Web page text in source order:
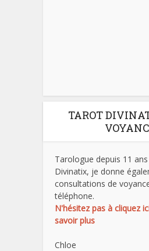
TAROT
Tarologue depuis 11
Divinatix, je donne
consultations de
téléphone.
N'hésitez pas à cliquez
savoir plus
Chloe